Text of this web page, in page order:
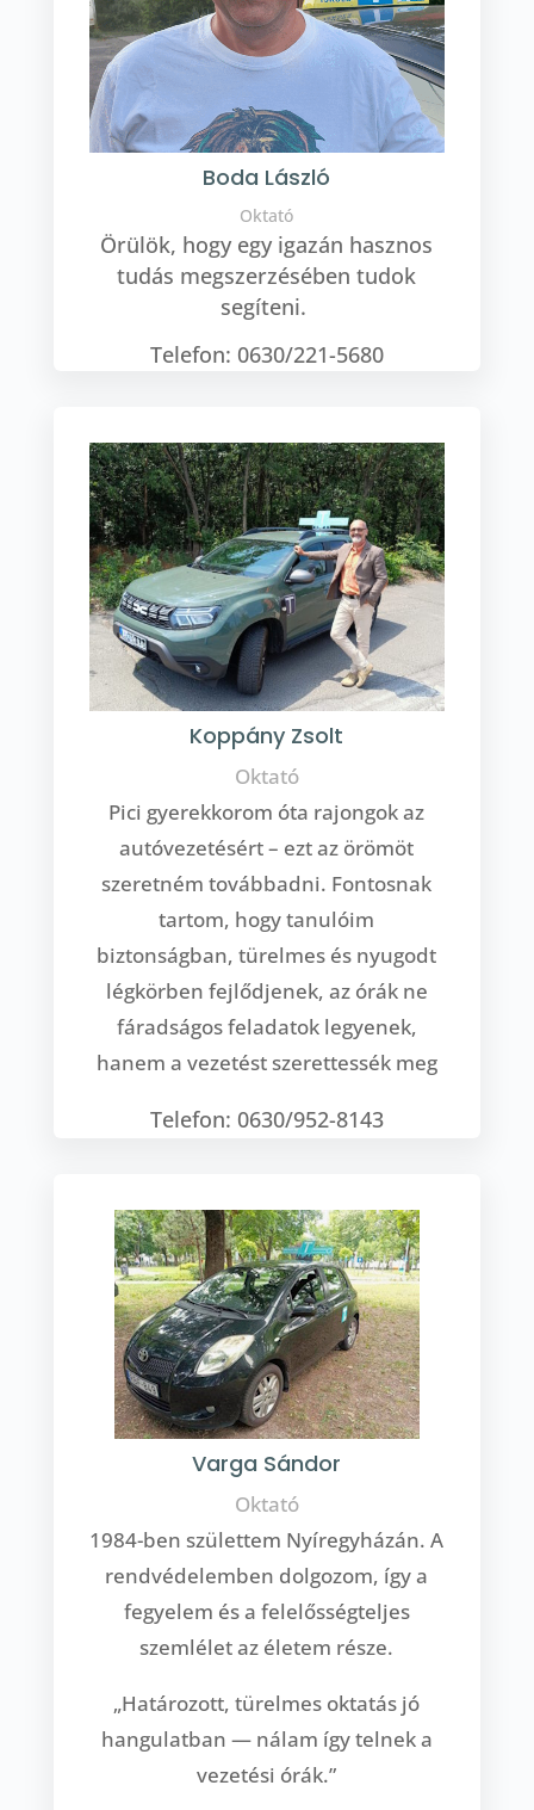
Boda László
Oktató
Örülök, hogy egy igazán hasznos
tudás megszerzésében tudok
segíteni.
Telefon: 0630/221-5680
Koppány Zsolt
Oktató
Pici gyerekkorom óta rajongok az
autóvezetésért – ezt az örömöt
szeretném továbbadni. Fontosnak
tartom, hogy tanulóim
biztonságban, türelmes és nyugodt
légkörben fejlődjenek, az órák ne
fáradságos feladatok legyenek,
hanem a vezetést szerettessék meg
Telefon: 0630/952-8143
Varga Sándor
Oktató
1984-ben születtem Nyíregyházán. A
rendvédelemben dolgozom, így a
fegyelem és a felelősségteljes
szemlélet az életem része.
„Határozott, türelmes oktatás jó
hangulatban — nálam így telnek a
vezetési órák.”